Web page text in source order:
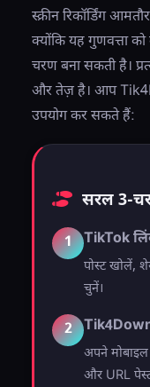
स्क्रीन रिकॉर्डिंग
क्योंकि यह गुणवत्ता
चरण बना सकती है।
और तेज़ है। आप
उपयोग कर सकते हैं:
सरल 3-
1 TikTok
पोस्ट खोलें,
चुनें।
2
अपने
और URL